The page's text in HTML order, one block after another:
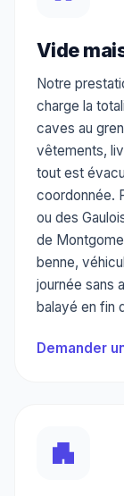
Vide
Notre
charge la
caves au
vêtements,
tout est
coordonnée.
ou des
de
benne,
journée sans
balayé en fin
Demander